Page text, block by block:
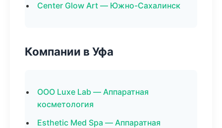
Center Glow Art — Южно-Сахалинск
Компании в Уфа
ООО Luxe Lab — Аппаратная
косметология
Esthetic Med Spa — Аппаратная